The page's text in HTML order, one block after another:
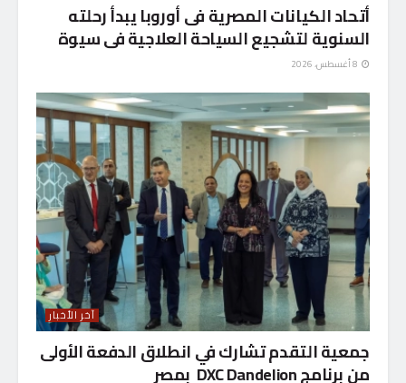
أتحاد الكيانات المصرية فى أوروبا يبدأ رحلته
السنوية لتشجيع السياحة العلاجية فى سيوة
آخر الأخبار
جمعية التقدم تشارك في انطلاق الدفعة الأولى
من برنامج DXC Dandelion بمصر